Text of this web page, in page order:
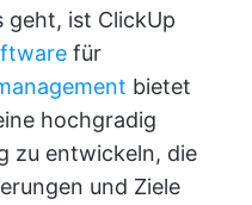
geht, ist ClickUp
für
bietet
hochgradig
zu entwickeln, die
und Ziele